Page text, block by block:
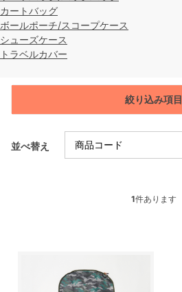
カートバッグ
ボールポーチ/スコープケース
シューズケース
トラベルカバー
絞り込み項目
並べ替え
1件あります